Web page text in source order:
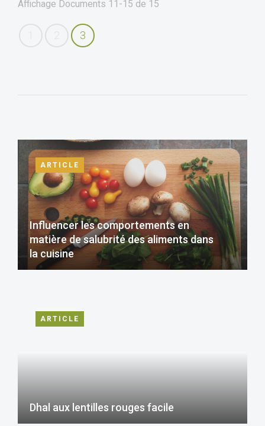
Affichage Documents 11-15 de 15
3
ARTICLE
Influencer les comportements en
matière de salubrité des aliments dans
la cuisine
ARTICLE
Dhal aux lentilles rouges facile